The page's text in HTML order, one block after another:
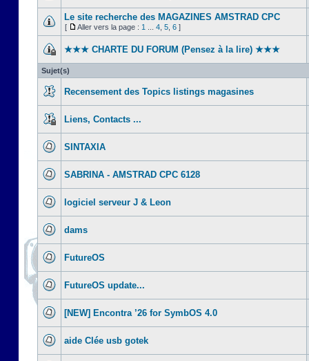
Le site recherche des MAGAZINES AMSTRAD CPC
[ Aller vers la page : 1 4 5 6 ]
★★★ CHARTE DU FORUM (Pensez à la lire) ★★★
Sujet(s)
Recensement des Topics listings magasines
Liens, Contacts ...
SINTAXIA
SABRINA - AMSTRAD CPC 6128
logiciel serveur J & Leon
dams
FutureOS
FutureOS update...
[NEW] Encontra ’26 for SymbOS 4.0
aide Clée usb gotek